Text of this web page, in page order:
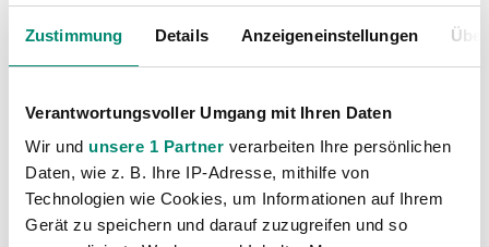
Zustimmung Details Anzeigeneinstellungen
Verantwortungsvoller Umgang mit Ihren Daten
Wir und unsere 1 Partner verarbeiten Ihre persönlichen
Daten, wie z. B. Ihre IP-Adresse, mithilfe von
Technologien wie Cookies, um Informationen auf Ihrem
Gerät zu speichern und darauf zuzugreifen und so